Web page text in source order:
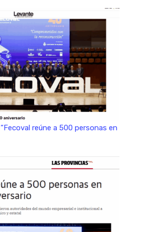
“Fecoval reúne a 500 personas en